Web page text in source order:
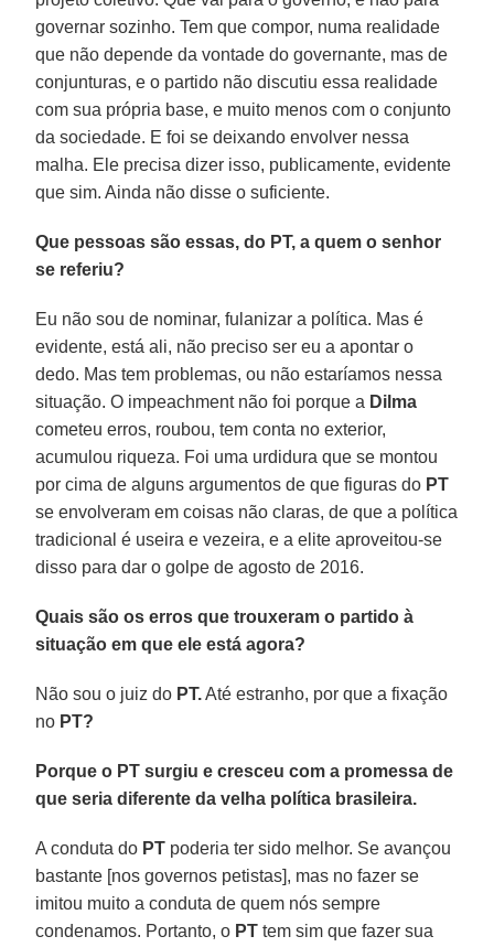
governar sozinho. Tem que compor, numa realidade
que não depende da vontade do governante, mas de
conjunturas, e o partido não discutiu essa realidade
com sua própria base, e muito menos com o conjunto
da sociedade. E foi se deixando envolver nessa
malha. Ele precisa dizer isso, publicamente, evidente
que sim. Ainda não disse o suficiente.
Que pessoas são essas, do PT, a quem o senhor
se referiu?
Eu não sou de nominar, fulanizar a política. Mas é
evidente, está ali, não preciso ser eu a apontar o
dedo. Mas tem problemas, ou não estaríamos nessa
situação. O impeachment não foi porque a Dilma
cometeu erros, roubou, tem conta no exterior,
acumulou riqueza. Foi uma urdidura que se montou
por cima de alguns argumentos de que figuras do PT
se envolveram em coisas não claras, de que a política
tradicional é useira e vezeira, e a elite aproveitou-se
disso para dar o golpe de agosto de 2016.
Quais são os erros que trouxeram o partido à
situação em que ele está agora?
Não sou o juiz do PT.Até estranho, por que a fixação
no PT?
Porque o PT surgiu e cresceu com a promessa de
que seria diferente da velha política brasileira.
A conduta do PT poderia ter sido melhor. Se avançou
bastante [nos governos petistas], mas no fazer se
imitou muito a conduta de quem nós sempre
condenamos. Portanto, o PT tem sim que fazer sua